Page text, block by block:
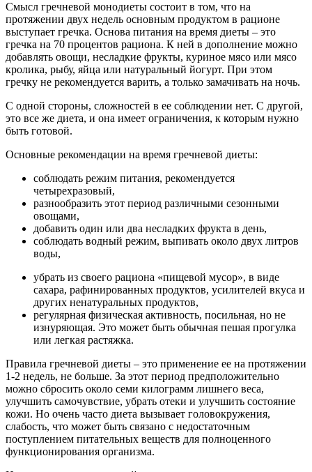
Смысл гречневой монодиеты состоит в том, что на
протяжении двух недель основным продуктом в рационе
выступает гречка. Основа питания на время диеты – это
гречка на 70 процентов рациона. К ней в дополнение можно
добавлять овощи, несладкие фрукты, куриное мясо или мясо
кролика, рыбу, яйца или натуральный йогурт. При этом
гречку не рекомендуется варить, а только замачивать на ночь.
С одной стороны, сложностей в ее соблюдении нет. С другой,
это все же диета, и она имеет ограничения, к которым нужно
быть готовой.
Основные рекомендации на время гречневой диеты:
соблюдать режим питания, рекомендуется
четырехразовый,
разнообразить этот период различными сезонными
овощами,
добавить один или два несладких фрукта в день,
соблюдать водный режим, выпивать около двух литров
воды,
убрать из своего рациона «пищевой мусор», в виде
сахара, рафинированных продуктов, усилителей вкуса и
других ненатуральных продуктов,
регулярная физическая активность, посильная, но не
изнуряющая. Это может быть обычная пешая прогулка
или легкая растяжка.
Правила гречневой диеты – это применение ее на протяжении
1-2 недель, не больше. За этот период предположительно
можно сбросить около семи килограмм лишнего веса,
улучшить самочувствие, убрать отеки и улучшить состояние
кожи. Но очень часто диета вызывает головокружения,
слабость, что может быть связано с недостаточным
поступлением питательных веществ для полноценного
функционирования организма.